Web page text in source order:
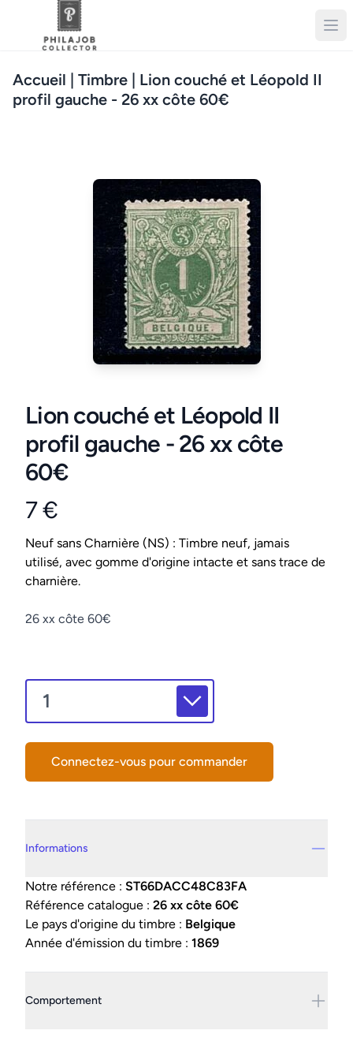
Accueil | Timbre | Lion couché et Léopold II
profil gauche - 26 xx côte 60€
Lion couché et Léopold II
profil gauche - 26 xx côte
60€
Product information
7 €
Conditions
Neuf sans Charnière (NS) : Timbre neuf, jamais
utilisé, avec gomme d'origine intacte et sans trace de
charnière.
Description
26 xx côte 60€
Connectez-vous pour commander
Informations
Notre référence : ST66DACC48C83FA
Référence catalogue : 26 xx côte 60€
Le pays d'origine du timbre : Belgique
Année d'émission du timbre : 1869
Comportement